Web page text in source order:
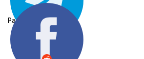
Partager: